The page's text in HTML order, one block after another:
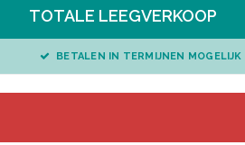
TOTALE LEEGVERKOOP
BETALEN IN TERMIJNEN MOGELIJK